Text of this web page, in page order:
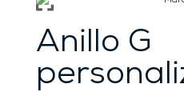
Anillo G